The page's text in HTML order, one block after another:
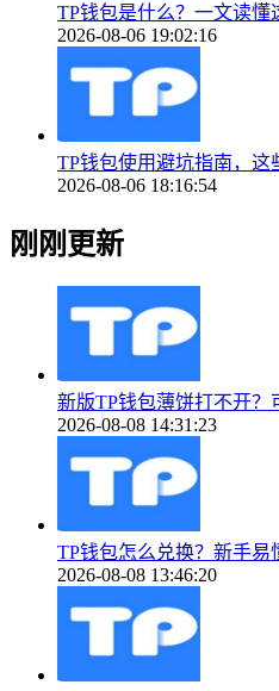
TP钱包是什么？一文读懂
2026-08-06 19:02:16
TP钱包使用避坑指南，这
2026-08-06 18:16:54
刚刚更新
新版TP钱包薄饼打不开
2026-08-08 14:31:23
TP钱包怎么兑换？新手易
2026-08-08 13:46:20